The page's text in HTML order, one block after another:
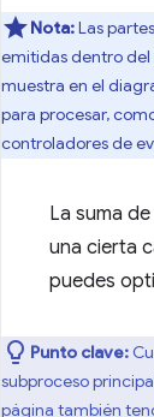
Nota:Las
emitidas dentro
muestra en el
para procesar,
controladores de
La suma
una cierta
puedes
Punto clave:
subproceso
página también